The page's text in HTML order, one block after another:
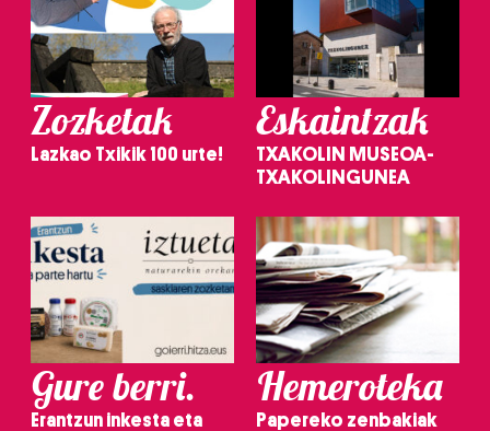
Zozketak
Lazkao Txikik 100 urte!
Eskaintzak
TXAKOLIN MUSEOA-
TXAKOLINGUNEA
Gure berri.
Erantzun inkesta eta
Hemeroteka
Papereko zenbakiak